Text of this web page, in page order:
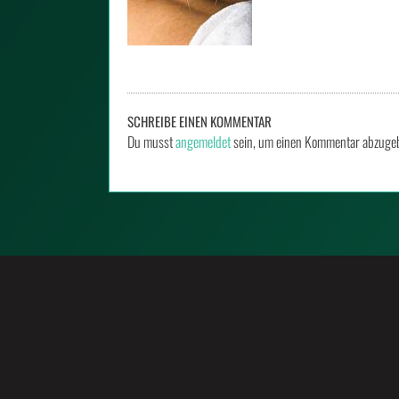
SCHREIBE EINEN KOMMENTAR
Du musstangemeldetsein, um einen Kommentar